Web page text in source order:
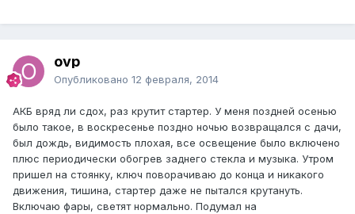
ovp
Опубликовано 12 февраля, 2014
АКБ вряд ли сдох, раз крутит стартер. У меня поздней осенью
было такое, в воскресенье поздно ночью возвращался с дачи,
был дождь, видимость плохая, все освещение было включено
плюс периодически обогрев заднего стекла и музыка. Утром
пришел на стоянку, ключ поворачиваю до конца и никакого
движения, тишина, стартер даже не пытался крутануть.
Включаю фары, светят нормально. Подумал на